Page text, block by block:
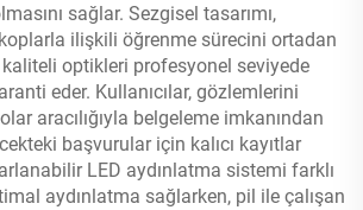
sağlar. Sezgisel tasarımı,
ilişkili öğrenme sürecini ortadan
kaliteli optikleri profesyonel seviyede
eder. Kullanıcılar, gözlemlerini
aracılığıyla belgeleme imkanından
başvurular için kalıcı kayıtlar
LED aydınlatma sistemi farklı
aydınlatma sağlarken, pil ile çalışan